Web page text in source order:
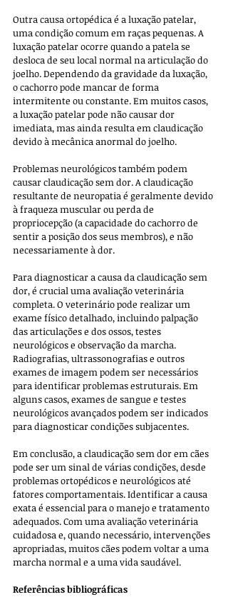
Outra causa ortopédica é a luxação patelar,
uma condição comum em raças pequenas. A
luxação patelar ocorre quando a patela se
desloca de seu local normal na articulação do
joelho. Dependendo da gravidade da luxação,
o cachorro pode mancar de forma
intermitente ou constante. Em muitos casos,
a luxação patelar pode não causar dor
imediata, mas ainda resulta em claudicação
devido à mecânica anormal do joelho.
Problemas neurológicos também podem
causar claudicação sem dor. A claudicação
resultante de neuropatia é geralmente devido
à fraqueza muscular ou perda de
propriocepção (a capacidade do cachorro de
sentir a posição dos seus membros), e não
necessariamente à dor.
Para diagnosticar a causa da claudicação sem
dor, é crucial uma avaliação veterinária
completa. O veterinário pode realizar um
exame físico detalhado, incluindo palpação
das articulações e dos ossos, testes
neurológicos e observação da marcha.
Radiografias, ultrassonografias e outros
exames de imagem podem ser necessários
para identificar problemas estruturais. Em
alguns casos, exames de sangue e testes
neurológicos avançados podem ser indicados
para diagnosticar condições subjacentes.
Em conclusão, a claudicação sem dor em cães
pode ser um sinal de várias condições, desde
problemas ortopédicos e neurológicos até
fatores comportamentais. Identificar a causa
exata é essencial para o manejo e tratamento
adequados. Com uma avaliação veterinária
cuidadosa e, quando necessário, intervenções
apropriadas, muitos cães podem voltar a uma
marcha normal e a uma vida saudável.
Referências bibliográficas